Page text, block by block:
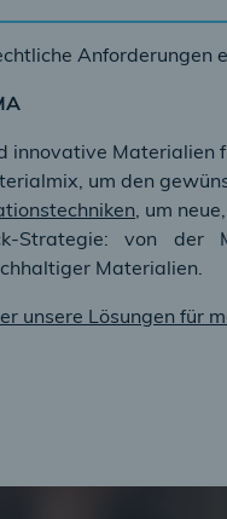
Anforderungen
innovative Materialien
um den
, um
Strategie: von
Materialien.
unsere Lösungen für